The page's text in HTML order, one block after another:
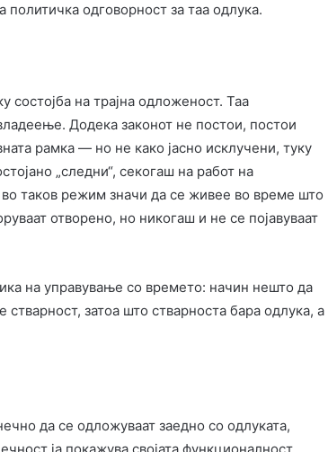
одговорност за таа одлука.
состојба на трајна одложеност. Таа
Додека законот не постои, постои
рамка — но не како јасно исклучени, туку
„следни“, секогаш на работ на
таков режим значи да се живее во време што
отворено, но никогаш и не се појавуваат
на управување со времето: начин нешто да
затоа што стварноста бара одлука, а
да се одложуваат заедно со одлуката,